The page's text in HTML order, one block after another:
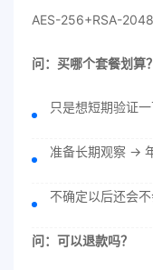
AES-256+RSA-
问：买哪个套餐划算？
只是想短期验证
准备长期观察 →
不确定以后还会
问：可以退款吗？